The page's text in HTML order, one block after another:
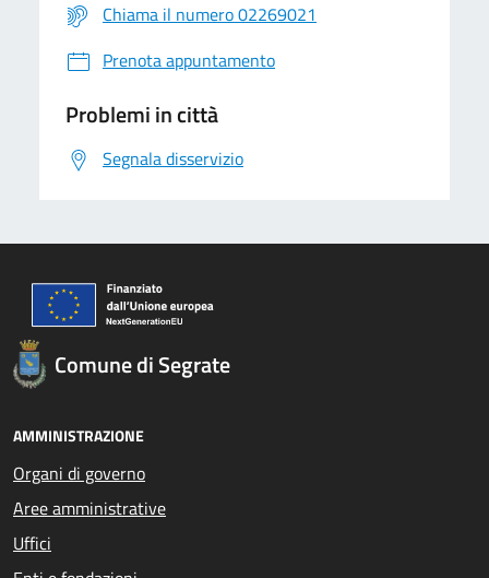
Chiama il numero 02269021
Prenota appuntamento
Problemi in città
Segnala disservizio
Comune di Segrate
AMMINISTRAZIONE
Organi di governo
Aree amministrative
Uffici